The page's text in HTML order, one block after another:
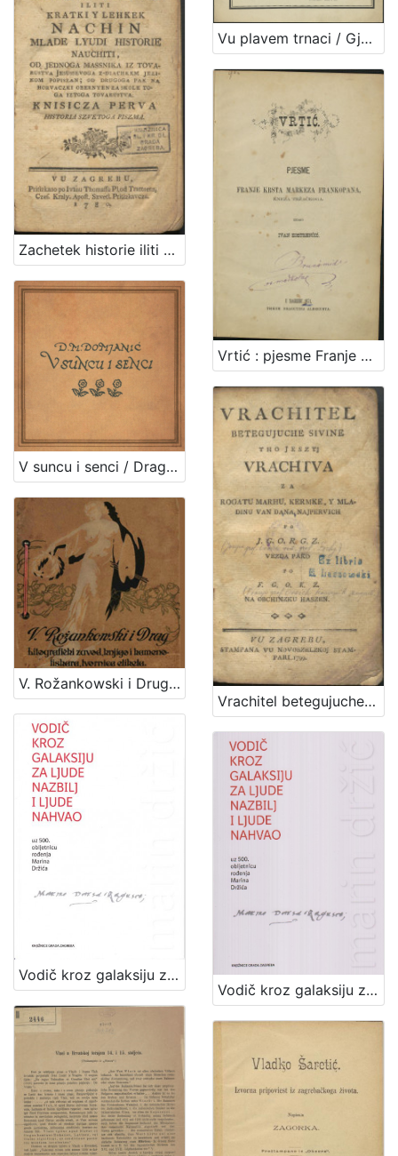
Zachetek historie iliti Kratki y lehkek nachin mlade lyudi historie nauchiti : knisicza perva : historia Szvetoga Piszma / od Jednoga Massnika iz Tovarustva Jesussevoga z-diachkem jezikom popiszan ; od drugoga pak na horvaczki obernyen za skole toga iztoga tovarustva
Vu plavem trnaci / Gjuro Prejac
V suncu i senci / Dragutin M. Domjanić ; [zredila, nakinčila i z rukom na kamen napisala Olga Höcker]
Vrtić : pjesme Franje Krsta markeza Frankopana, kneza Tržačkoga / izdao Ivan Kostrenčić
V. Rožankowski i Drug : litografički zavod, knjigo i kamenotiskara, tvornica etiketa : 1898-1913
Vrachitel betegujuche sivine tho jeszt Vrachtva za rogatu marhu, kermke, y mladinu / van dana najpervich po J. G. O. R. G. Z. ; vezda pako po F. G. O. K. Z. na obchinzku haszen
Vodič kroz galaksiju za ljude nazbilj i ljude nahvao : uz 500. obljetnicu rođnja Marina Držića / priredile Arijana Herceg Mićanović, Željka Mišcin
Vodič kroz galaksiju za ljude nazbilj i ljude nahvao / priredile Arijana Herceg Mićanović i Željka Miščin